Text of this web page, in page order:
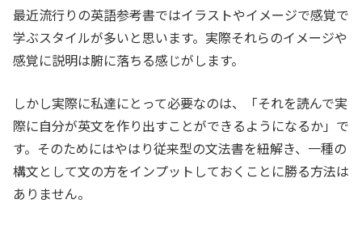
最近流行りの英語参考書ではイラストやイメージで感覚で
学ぶスタイルが多いと思います。実際それらのイメージや
感覚に説明は腑に落ちる感じがします。
しかし実際に私達にとって必要なのは、「それを読んで実
際に自分が英文を作り出すことができるようになるか」で
す。そのためにはやはり従来型の文法書を紐解き、一種の
構文として文の方をインプットしておくことに勝る方法は
ありません。